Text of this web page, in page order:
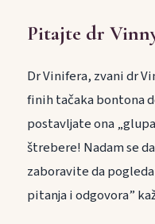
Pitajte dr
Dr Vinifera, zvani dr
finih tačaka bontona
postavljate ona
štrebere! Nadam se
zaboravite da
pitanja i odgovora”